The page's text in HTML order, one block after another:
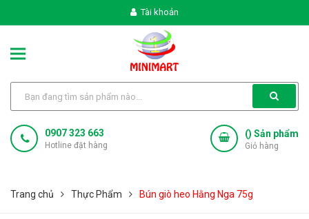
Tài khoản
0907 323 663
Hotline đặt hàng
() Sản phẩm
Giỏ hàng
Trang chủ Thực Phẩm Bún giò heo Hằng Nga 75g